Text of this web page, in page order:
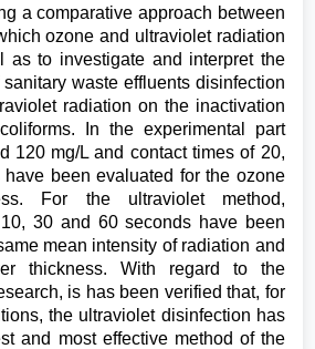
a comparative approach between
ozone and ultraviolet radiation
as to investigate and interpret the
waste effluents disinfection
radiation on the inactivation
In the experimental part
120 mg/L and contact times of 20,
been evaluated for the ozone
For the ultraviolet method,
30 and 60 seconds have been
mean intensity of radiation and
thickness. With regard to the
is has been verified that, for
the ultraviolet disinfection has
and most effective method of the